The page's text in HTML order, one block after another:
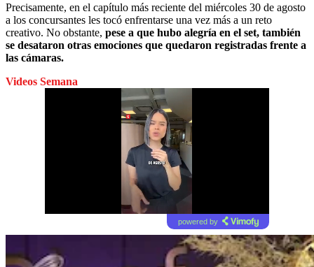
Precisamente, en el capítulo más reciente del miércoles 30 de agosto
a los concursantes les tocó enfrentarse una vez más a un reto
creativo. No obstante, pese a que hubo alegría en el set, también
se desataron otras emociones que quedaron registradas frente a
las cámaras.
Videos Semana
powered by